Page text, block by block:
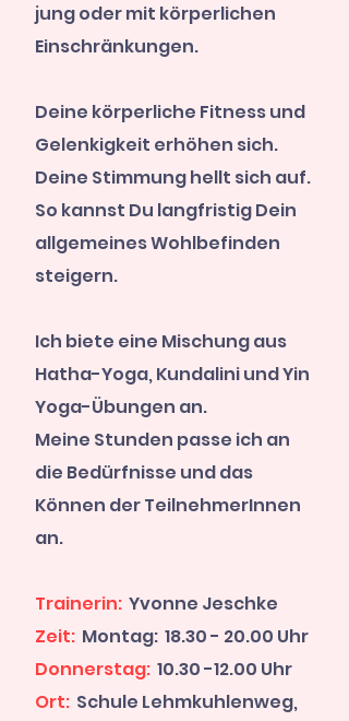
jung oder mit körperlichen
Einschränkungen.
Deine körperliche Fitness und
Gelenkigkeit erhöhen sich.
Deine Stimmung hellt sich auf.
So kannst Du langfristig Dein
allgemeines Wohlbefinden
steigern.
Ich biete eine Mischung aus
Hatha-Yoga, Kundalini und Yin
Yoga-Übungen an.
Meine Stunden passe ich an
die Bedürfnisse und das
Können der TeilnehmerInnen
an.
Trainerin: Yvonne Jeschke
Zeit: Montag: 18.30 - 20.00 Uhr
Donnerstag: 10.30 -12.00 Uhr
Ort: Schule Lehmkuhlenweg,